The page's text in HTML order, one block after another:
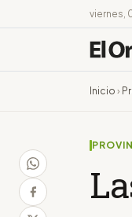
viernes,
Inicio ›